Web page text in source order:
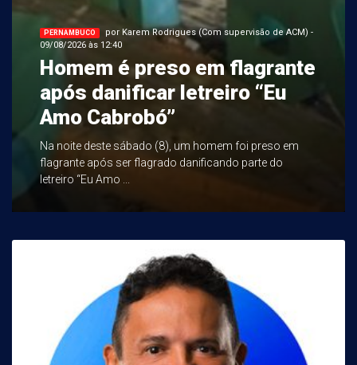
PERNAMBUCO
por Karem Rodrigues (Com supervisão de ACM) -
09/08/2026 às 12:40
Homem é preso em flagrante
após danificar letreiro “Eu
Amo Cabrobó”
Na noite deste sábado (8), um homem foi preso em
flagrante após ser flagrado danificando parte do
letreiro “Eu Amo ...